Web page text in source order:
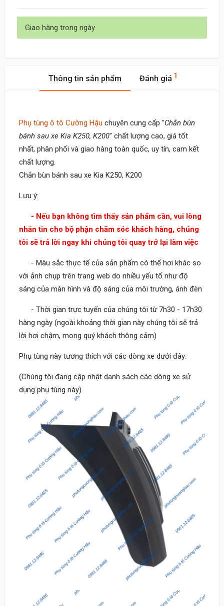
Giao hàng trong ngày
Thông tin sản phẩm Đánh giá 1
Phụ tùng ô tô Cường Hậu chuyên cung cấp "Chắn bùn
bánh sau xe Kia K250, K200" chất lượng cao, giá tốt
nhất, phân phối và giao hàng toàn quốc, uy tín, cam kết
chất lượng.
Chắn bùn bánh sau xe Kia K250, K200
Lưu ý:
- Nếu bạn không tìm thấy sản phẩm cần, vui lòng
nhắn tin cho bộ phận chăm sóc khách hàng, chúng
tôi sẽ trả lời ngay khi chúng tôi quay trở lại làm việc
- Màu sắc thực tế của sản phẩm có thể hơi khác so
với ảnh chụp trên trang web do nhiều yếu tố như độ
sáng của màn hình và độ sáng của môi trường, ánh đèn
- Thời gian trực tuyến của chúng tôi từ 7h30 - 17h30
hàng ngày (ngoài khoảng thời gian này chúng tôi sẽ trả
lời hơi chậm, mong quý khách thông cảm)
Phụ tùng này tương thích với các dòng xe dưới đây:
(Chúng tôi đang cập nhật danh sách các dòng xe sử
dụng phụ tùng này)